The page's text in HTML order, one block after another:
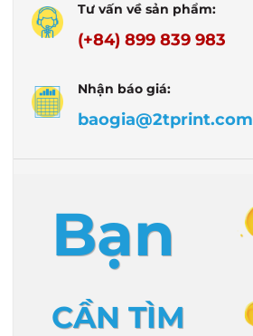
Tư vấn về sản phẩm:
(+84) 899 839 983
Nhận báo giá:
baogia@2tprint.com
Bạn
CẦN TÌM